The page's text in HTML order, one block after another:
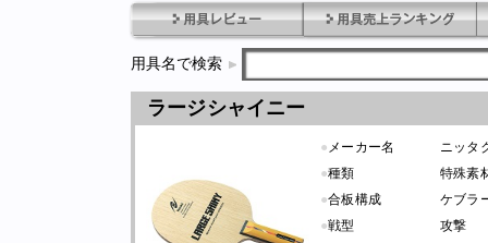
用具名で検索
ラージシャイニー
● メーカー名
ニッタ
●種類
特殊素
●合板構成
ケブラ
●戦型
攻撃